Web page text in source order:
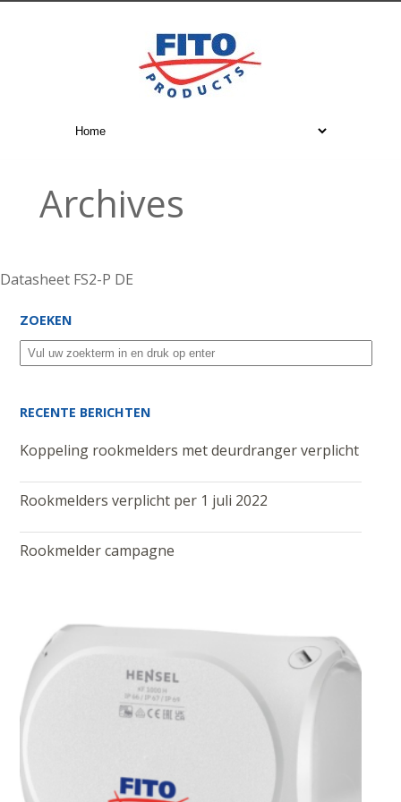
Archives
Datasheet FS2-P DE
ZOEKEN
RECENTE BERICHTEN
Koppeling rookmelders met deurdranger verplicht
Rookmelders verplicht per 1 juli 2022
Rookmelder campagne